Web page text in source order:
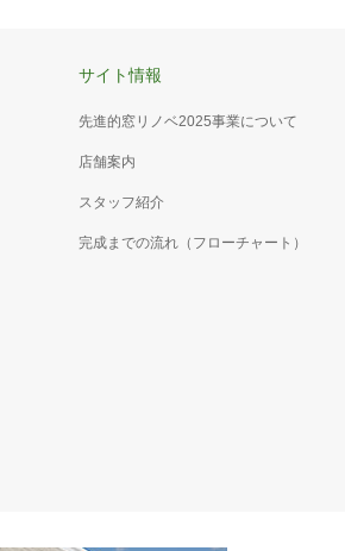
サイト情報
先進的窓リノベ2025事業について
店舗案内
スタッフ紹介
完成までの流れ（フローチャート）